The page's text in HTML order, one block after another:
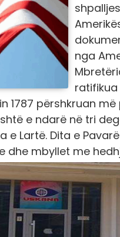
nga
ratifikua
1787 përshkruan
e ndarë në tri
e Lartë. Dita e
mbyllet me